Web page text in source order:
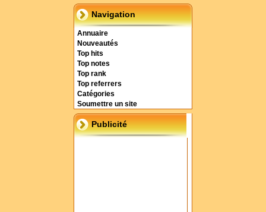
Navigation
Annuaire
Nouveautés
Top hits
Top notes
Top rank
Top referrers
Catégories
Soumettre un site
Publicité